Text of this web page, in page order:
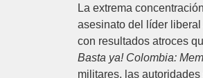
La extrema
asesinato del líder
con resultados atroces
Basta ya! Colombia:
militares, las